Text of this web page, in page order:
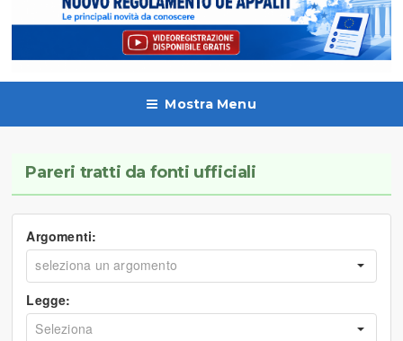
Mostra Menu
Pareri tratti da fonti ufficiali
Argomenti:
Legge: